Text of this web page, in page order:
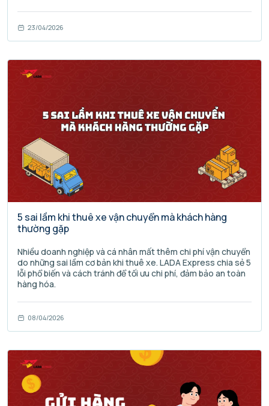
23/04/2026
5 sai lầm khi thuê xe vận chuyển mà khách hàng
thường gặp
Nhiều doanh nghiệp và cá nhân mất thêm chi phí vận chuyển
do những sai lầm cơ bản khi thuê xe. LADA Express chia sẻ 5
lỗi phổ biến và cách tránh để tối ưu chi phí, đảm bảo an toàn
hàng hóa.
08/04/2026